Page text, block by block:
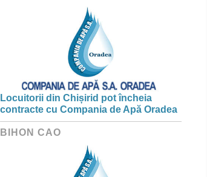
Locuitorii din Chișirid pot încheia
contracte cu Compania de Apă Oradea
BIHON CAO